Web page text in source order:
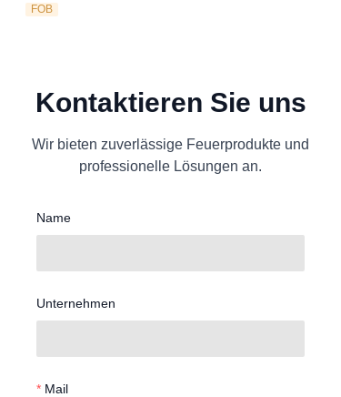
FOB
Kontaktieren Sie uns
Wir bieten zuverlässige Feuerprodukte und
professionelle Lösungen an.
Name
Unternehmen
Mail